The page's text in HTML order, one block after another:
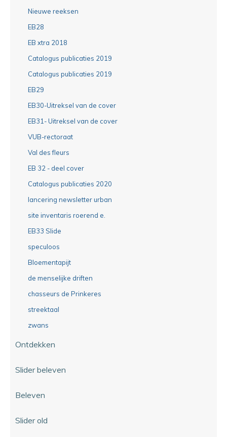
Nieuwe reeksen
EB28
EB xtra 2018
Catalogus publicaties 2019
Catalogus publicaties 2019
EB29
EB30-Uitreksel van de cover
EB31- Uitreksel van de cover
VUB-rectoraat
Val des fleurs
EB 32 - deel cover
Catalogus publicaties 2020
lancering newsletter urban
site inventaris roerend e.
EB33 Slide
speculoos
Bloementapijt
de menselijke driften
chasseurs de Prinkeres
streektaal
zwans
Ontdekken
Slider beleven
Beleven
Slider old